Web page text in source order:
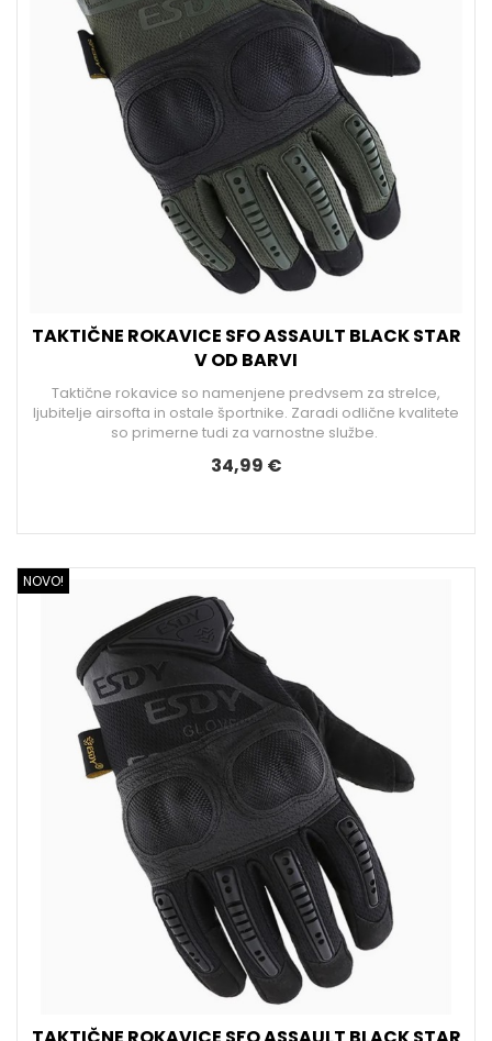
TAKTIČNE ROKAVICE SFO ASSAULT BLACK STAR
V OD BARVI
Taktične rokavice so namenjene predvsem za strelce,
ljubitelje airsofta in ostale športnike. Zaradi odlične kvalitete
so primerne tudi za varnostne službe.
34,99 €
NOVO!